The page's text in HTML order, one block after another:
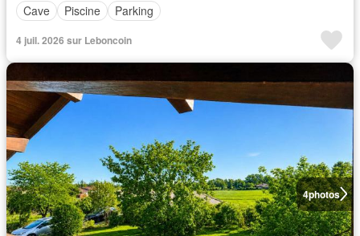
Cave
Piscine Parking
4 juil. 2026 sur Leboncoin
4photos